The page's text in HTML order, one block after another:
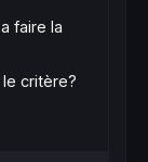
faire la
critère?